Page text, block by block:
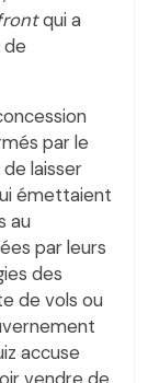
qui a
de
par le
laisser
émettaient
au
par leurs
des
de vols ou
accuse